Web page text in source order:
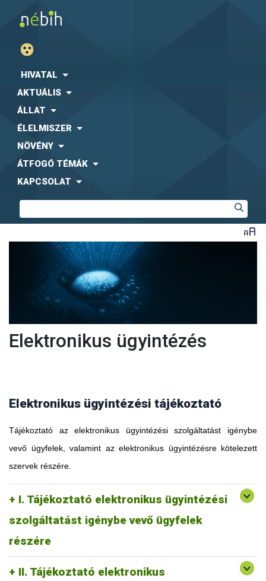
HIVATAL
AKTUÁLIS
ÁLLAT
ÉLELMISZER
NÖVÉNY
ÁTFOGÓ TÉMÁK
KAPCSOLAT
Elektronikus ügyintézés
Elektronikus ügyintézési tájékoztató
Tájékoztató az elektronikus ügyintézési szolgáltatást igénybe
vevő ügyfelek, valamint az elektronikus ügyintézésre kötelezett
szervek részére.
I. Tájékoztató elektronikus ügyintézési
szolgáltatást igénybe vevő ügyfelek
részére
II. Tájékoztató elektronikus